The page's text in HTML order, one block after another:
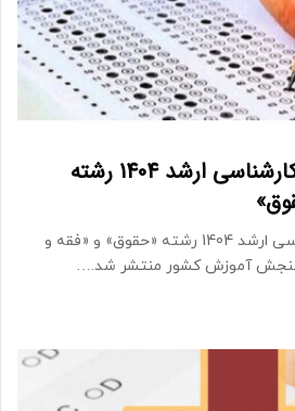
کلید سوالات آزمون کارشناسی ارشد 1404 رشته
کلید سوالات آزمون کارشناسی ارشد 1404 رشته «حقوق» و «فقه و
آموزش کشور منتشر شد.…